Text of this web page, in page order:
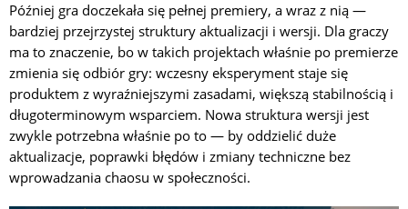
Później gra doczekała się pełnej premiery, a wraz z nią —
bardziej przejrzystej struktury aktualizacji i wersji. Dla graczy
ma to znaczenie, bo w takich projektach właśnie po premierze
zmienia się odbiór gry: wczesny eksperyment staje się
produktem z wyraźniejszymi zasadami, większą stabilnością i
długoterminowym wsparciem. Nowa struktura wersji jest
zwykle potrzebna właśnie po to — by oddzielić duże
aktualizacje, poprawki błędów i zmiany techniczne bez
wprowadzania chaosu w społeczności.